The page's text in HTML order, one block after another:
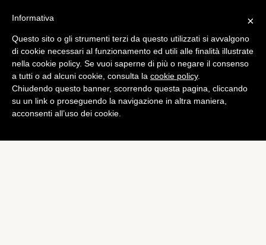
×
Informativa
Questo sito o gli strumenti terzi da questo utilizzati si avvalgono
di cookie necessari al funzionamento ed utili alle finalità illustrate
nella cookie policy. Se vuoi saperne di più o negare il consenso
a tutti o ad alcuni cookie, consulta la cookie policy.
Chiudendo questo banner, scorrendo questa pagina, cliccando
su un link o proseguendo la navigazione in altra maniera,
acconsenti all’uso dei cookie.